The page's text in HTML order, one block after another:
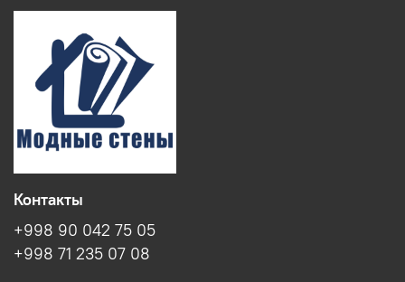
Контакты
+998 90 042 75 05
+998 71 235 07 08